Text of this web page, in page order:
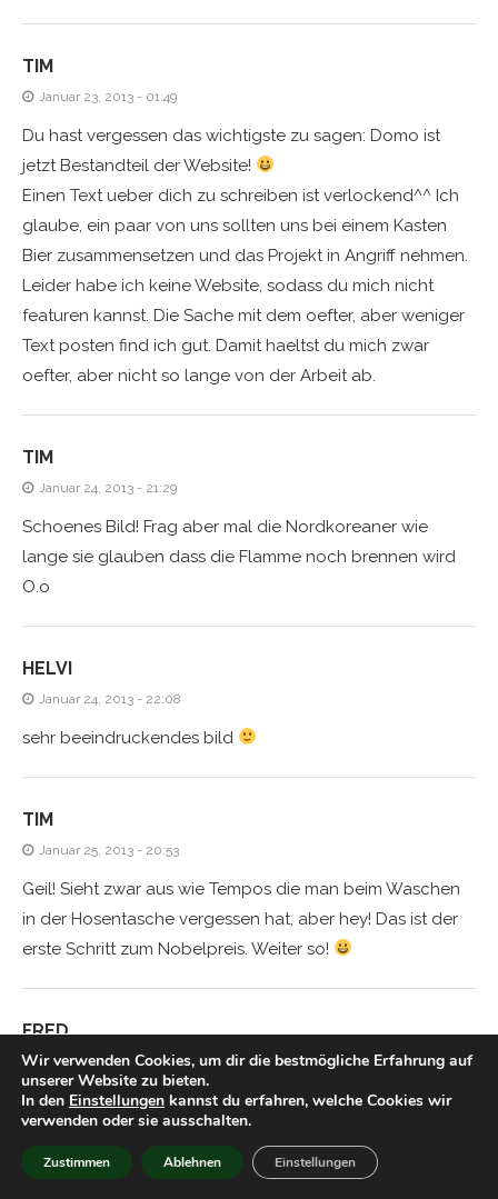
TIM
Januar 23, 2013 - 01:49
Du hast vergessen das wichtigste zu sagen: Domo ist
jetzt Bestandteil der Website!
Einen Text ueber dich zu schreiben ist verlockend^^ Ich
glaube, ein paar von uns sollten uns bei einem Kasten
Bier zusammensetzen und das Projekt in Angriff nehmen.
Leider habe ich keine Website, sodass du mich nicht
featuren kannst. Die Sache mit dem oefter, aber weniger
Text posten find ich gut. Damit haeltst du mich zwar
oefter, aber nicht so lange von der Arbeit ab.
TIM
Januar 24, 2013 - 21:29
Schoenes Bild! Frag aber mal die Nordkoreaner wie
lange sie glauben dass die Flamme noch brennen wird
O.o
HELVI
Januar 24, 2013 - 22:08
sehr beeindruckendes bild
TIM
Januar 25, 2013 - 20:53
Geil! Sieht zwar aus wie Tempos die man beim Waschen
in der Hosentasche vergessen hat, aber hey! Das ist der
erste Schritt zum Nobelpreis. Weiter so!
FRED
Januar 25, 2013 - 22:42
Da kehren sie alle zur Synthese zurück ;D
TIM
Wir verwenden Cookies, um dir die bestmögliche Erfahrung auf
unserer Website zu bieten.
In den Einstellungen kannst du erfahren, welche Cookies wir
verwenden oder sie ausschalten.
Zustimmen Ablehnen Einstellungen